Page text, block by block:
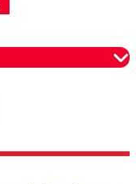
garantizar un